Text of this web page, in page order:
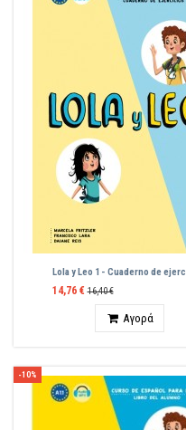
Lola y Leo 1 - Cuaderno de
14,76 € 16,40 €
Αγορά
-10%